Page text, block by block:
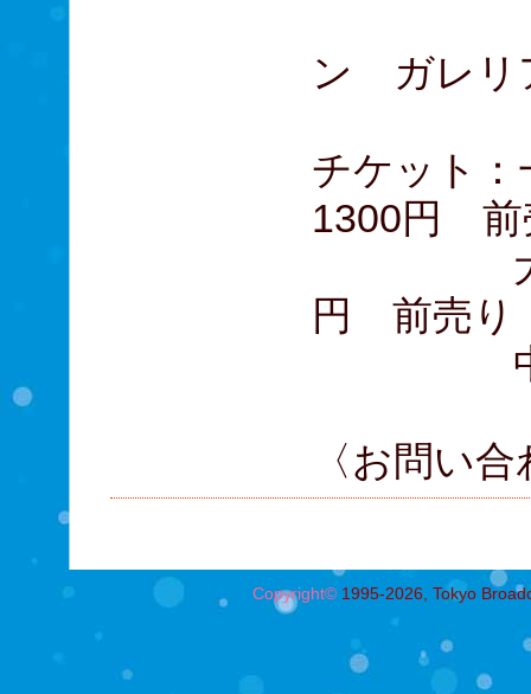
ン ガレリ
チケッ
1300円 前
大学生
円 前売
中学
〈お問い
Copyright©1995-2026, Tokyo